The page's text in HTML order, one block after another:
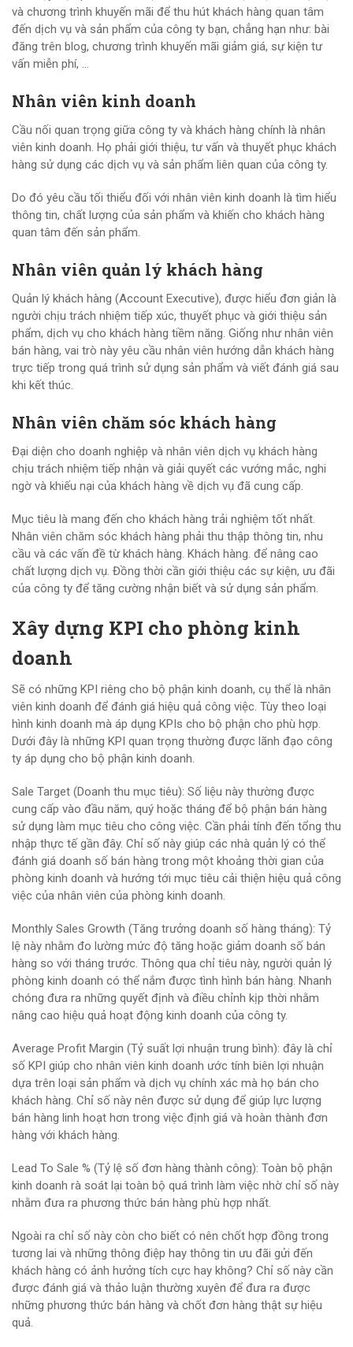
và chương trình khuyến mãi để thu hút khách hàng quan tâm
đến dịch vụ và sản phẩm của công ty bạn, chẳng hạn như: bài
đăng trên blog, chương trình khuyến mãi giảm giá, sự kiện tư
vấn miễn phí, …
Nhân viên kinh doanh
Cầu nối quan trọng giữa công ty và khách hàng chính là nhân
viên kinh doanh. Họ phải giới thiệu, tư vấn và thuyết phục khách
hàng sử dụng các dịch vụ và sản phẩm liên quan của công ty.
Do đó yêu cầu tối thiểu đối với nhân viên kinh doanh là tìm hiểu
thông tin, chất lượng của sản phẩm và khiến cho khách hàng
quan tâm đến sản phẩm.
Nhân viên quản lý khách hàng
Quản lý khách hàng (Account Executive), được hiểu đơn giản là
người chịu trách nhiệm tiếp xúc, thuyết phục và giới thiệu sản
phẩm, dịch vụ cho khách hàng tiềm năng. Giống như nhân viên
bán hàng, vai trò này yêu cầu nhân viên hướng dẫn khách hàng
trực tiếp trong quá trình sử dụng sản phẩm và viết đánh giá sau
khi kết thúc.
Nhân viên chăm sóc khách hàng
Đại diện cho doanh nghiệp và nhân viên dịch vụ khách hàng
chịu trách nhiệm tiếp nhận và giải quyết các vướng mắc, nghi
ngờ và khiếu nại của khách hàng về dịch vụ đã cung cấp.
Mục tiêu là mang đến cho khách hàng trải nghiệm tốt nhất.
Nhân viên chăm sóc khách hàng phải thu thập thông tin, nhu
cầu và các vấn đề từ khách hàng. Khách hàng. để nâng cao
chất lượng dịch vụ. Đồng thời cần giới thiệu các sự kiện, ưu đãi
của công ty để tăng cường nhận biết và sử dụng sản phẩm.
Xây dựng KPI cho phòng kinh
doanh
Sẽ có những KPI riêng cho bộ phận kinh doanh, cụ thể là nhân
viên kinh doanh để đánh giá hiệu quả công việc. Tùy theo loại
hình kinh doanh mà áp dụng KPIs cho bộ phận cho phù hợp.
Dưới đây là những KPI quan trọng thường được lãnh đạo công
ty áp dụng cho bộ phận kinh doanh.
Sale Target (Doanh thu mục tiêu): Số liệu này thường được
cung cấp vào đầu năm, quý hoặc tháng để bộ phận bán hàng
sử dụng làm mục tiêu cho công việc. Cần phải tính đến tổng thu
nhập thực tế gần đây. Chỉ số này giúp các nhà quản lý có thể
đánh giá doanh số bán hàng trong một khoảng thời gian của
phòng kinh doanh và hướng tới mục tiêu cải thiện hiệu quả công
việc của nhân viên của phòng kinh doanh.
Monthly Sales Growth (Tăng trưởng doanh số hàng tháng): Tỷ
lệ này nhằm đo lường mức độ tăng hoặc giảm doanh số bán
hàng so với tháng trước. Thông qua chỉ tiêu này, người quản lý
phòng kinh doanh có thể nắm được tình hình bán hàng. Nhanh
chóng đưa ra những quyết định và điều chỉnh kịp thời nhằm
nâng cao hiệu quả hoạt động kinh doanh của công ty.
Average Profit Margin (Tỷ suất lợi nhuận trung bình): đây là chỉ
số KPI giúp cho nhân viên kinh doanh ước tính biên lợi nhuận
dựa trên loại sản phẩm và dịch vụ chính xác mà họ bán cho
khách hàng. Chỉ số này nên được sử dụng để giúp lực lượng
bán hàng linh hoạt hơn trong việc định giá và hoàn thành đơn
hàng với khách hàng.
Lead To Sale % (Tỷ lệ số đơn hàng thành công): Toàn bộ phận
kinh doanh rà soát lại toàn bộ quá trình làm việc nhờ chỉ số này
nhằm đưa ra phương thức bán hàng phù hợp nhất.
Ngoài ra chỉ số này còn cho biết có nên chốt hợp đồng trong
tương lai và những thông điệp hay thông tin ưu đãi gửi đến
khách hàng có ảnh hưởng tích cực hay không? Chỉ số này cần
được đánh giá và thảo luận thường xuyên để đưa ra được
những phương thức bán hàng và chốt đơn hàng thật sự hiệu
quả.